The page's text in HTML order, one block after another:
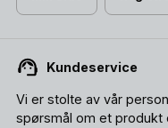
Kundeservice
Vi er stolte av vår
spørsmål om et produkt